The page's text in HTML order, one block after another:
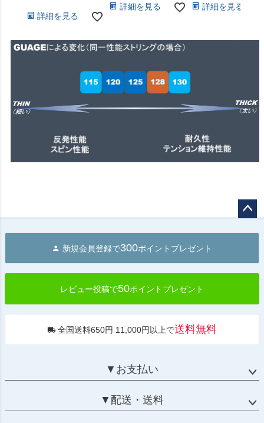
詳細を見る
詳細を見る 詳細を見る
へ
新規会員登録で300ポイントプレゼント
レビュー投稿で50ポイントプレゼント
全国送料650円 11,000円以上で送料無料
▼お支払い
▼配送・送料